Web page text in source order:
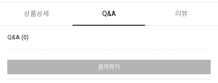
상품상세 Q&A 리뷰
Q&A (0)
문의하기